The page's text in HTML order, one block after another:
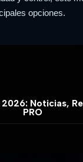
opciones.
Noticias,
PRO